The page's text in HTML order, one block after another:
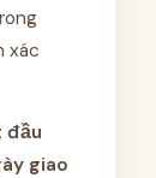
xác
đầu
giao